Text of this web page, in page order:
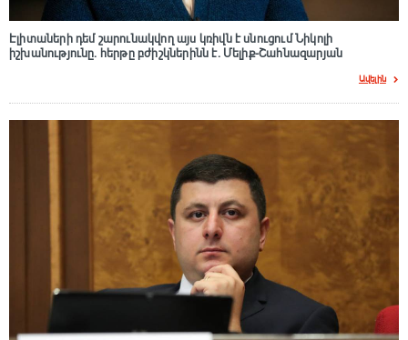
Էլիտաների դեմ շարունակվող այս կռիվն է սնուցում Նիկոլի
իշխանությունը. հերթը բժիշկներինն է. Մելիք-Շահնազարյան
Ավելին